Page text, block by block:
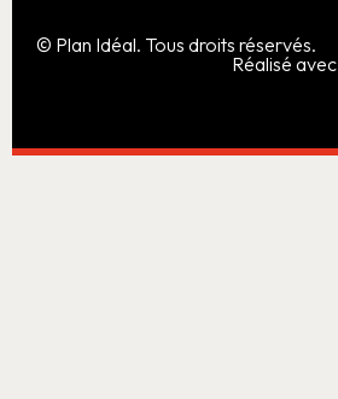
© Plan Idéal. Tous droits réservés.
Réalisé avec